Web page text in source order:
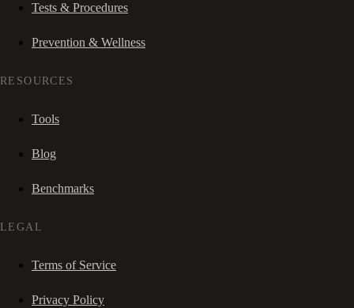
Tests & Procedures
Prevention & Wellness
RESOURCES
Tools
Blog
Benchmarks
LEGAL
Terms of Service
Privacy Policy